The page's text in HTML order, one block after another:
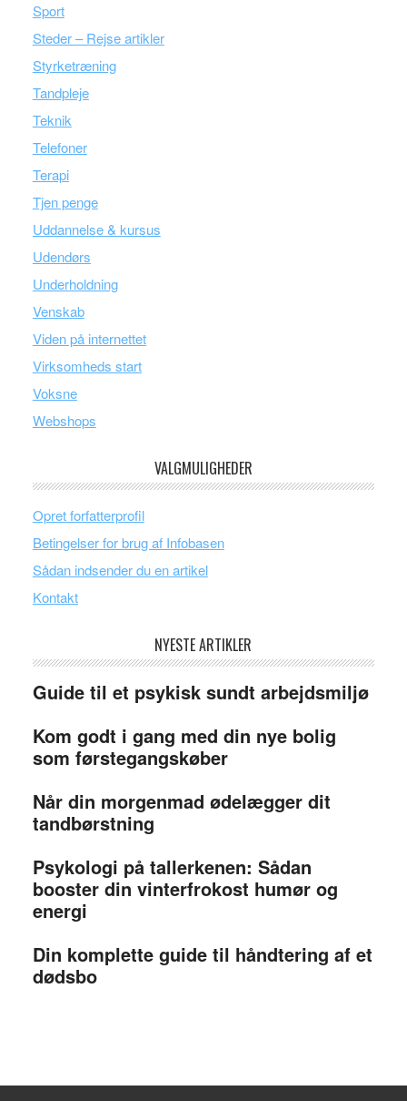
Sport
Steder – Rejse artikler
Styrketræning
Tandpleje
Teknik
Telefoner
Terapi
Tjen penge
Uddannelse & kursus
Udendørs
Underholdning
Venskab
Viden på internettet
Virksomheds start
Voksne
Webshops
VALGMULIGHEDER
Opret forfatterprofil
Betingelser for brug af Infobasen
Sådan indsender du en artikel
Kontakt
NYESTE ARTIKLER
Guide til et psykisk sundt arbejdsmiljø
Kom godt i gang med din nye bolig
som førstegangskøber
Når din morgenmad ødelægger dit
tandbørstning
Psykologi på tallerkenen: Sådan
booster din vinterfrokost humør og
energi
Din komplette guide til håndtering af et
dødsbo